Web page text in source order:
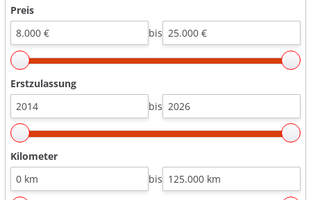
Preis
bis
Erstzulassung
bis
Kilometer
bis